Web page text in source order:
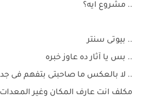
.. مشروع ايه؟
.. بيوتى سنتر
.. بس يا آثار ده عاوز خبره
.. لا بالعكس ما صاحبتى بتفهم فى
مكلف انت عارف المكان وغير المعدات